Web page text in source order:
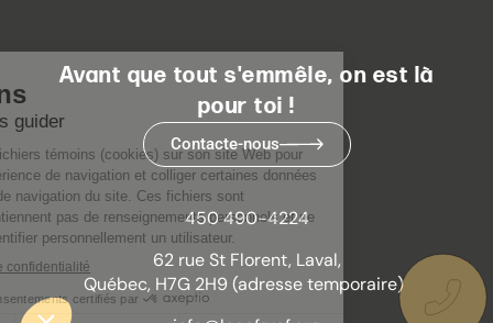
Avant que tout s'emmêle, on est là
pour toi !
Contacte-nous
450 490-4224
62 rue St Florent, Laval,
Québec, H7G 2H9 (adresse temporaire)